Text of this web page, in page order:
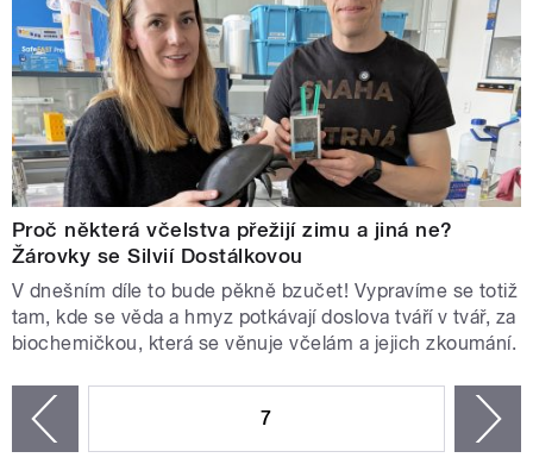
Proč některá včelstva přežijí zimu a jiná ne?
Žárovky se Silvií Dostálkovou
V dnešním díle to bude pěkně bzučet! Vypravíme se totiž
tam, kde se věda a hmyz potkávají doslova tváří v tvář, za
biochemičkou, která se věnuje včelám a jejich zkoumání.
7